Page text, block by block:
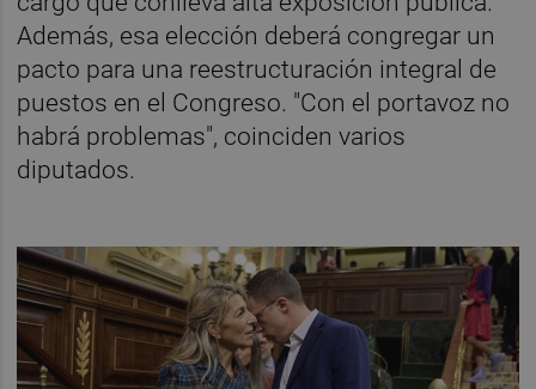
Además, esa elección deberá congregar un
pacto para una reestructuración integral de
puestos en el Congreso. "Con el portavoz no
habrá problemas", coinciden varios
diputados.